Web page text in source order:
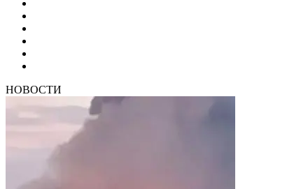
НОВОСТИ